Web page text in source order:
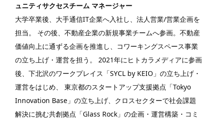
ュニティサクセスチーム マネージャー
大学卒業後、大手通信IT企業へ入社し、法人営業/営業企画を
担当。 その後、不動産企業の新規事業チームへ参画。不動産
価値向上に通ずる企画を推進し、コワーキングスペース事業
の立ち上げ・運営を担う。 2021年にヒトカラメディアに参画
後、下北沢のワークプレイス「SYCL by KEIO」の立ち上げ・
運営をはじめ、 東京都のスタートアップ支援拠点「Tokyo
Innovation Base」の立ち上げ、クロスセクターで社会課題
解決に挑む共創拠点「Glass Rock」の企画・運営構築・コミ